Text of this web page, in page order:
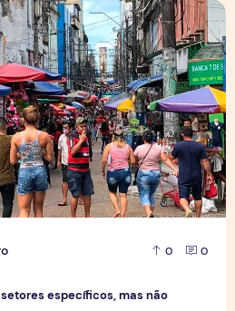
0 0
específicos, mas não
setores específicos, mas não